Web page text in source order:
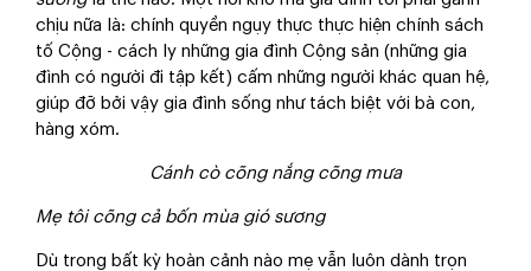
chịu nữa là: chính quyền ngụy thực thực hiện chính sách
tố Cộng - cách ly những gia đình Cộng sản (những gia
đình có người đi tập kết) cấm những người khác quan hệ,
giúp đỡ bởi vậy gia đình sống như tách biệt với bà con,
hàng xóm.
Cánh cò cõng nắng cõng mưa
Mẹ tôi cõng cả bốn mùa gió sương
Dù trong bất kỳ hoàn cảnh nào mẹ vẫn luôn dành trọn